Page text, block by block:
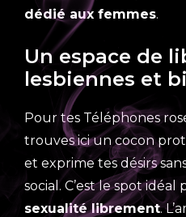
dédié aux femmes.
Un espace de
lesbiennes et
Pour tes Téléphones
trouves ici un cocon
et exprime tes désirs
social. C’est le spot idéal
sexualité librement.